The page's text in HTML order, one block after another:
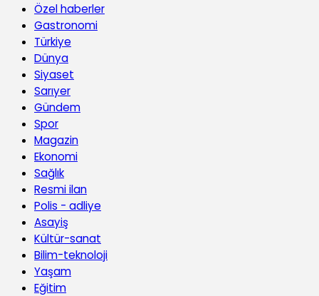
Özel haberler
Gastronomi
Türkiye
Dünya
Siyaset
Sarıyer
Gündem
Spor
Magazin
Ekonomi
Sağlık
Resmi ilan
Polis - adliye
Asayiş
Kültür-sanat
Bilim-teknoloji
Yaşam
Eğitim